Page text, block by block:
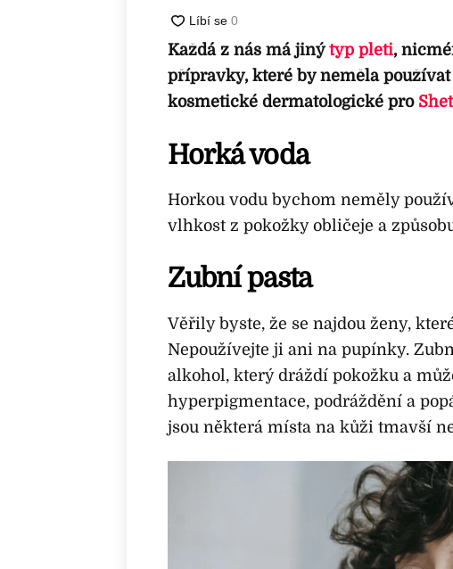
Každá z nás má jiný typ pleti,
přípravky, které by neměla
kosmetické dermatologické pro
Horká voda
Horkou vodu bychom neměly
vlhkost z pokožky obličeje a
Zubní pasta
Věřily byste, že se najdou ženy,
Nepoužívejte ji ani na pupínky.
alkohol, který dráždí pokožku a
hyperpigmentace, podráždění a
jsou některá místa na kůži tmavší